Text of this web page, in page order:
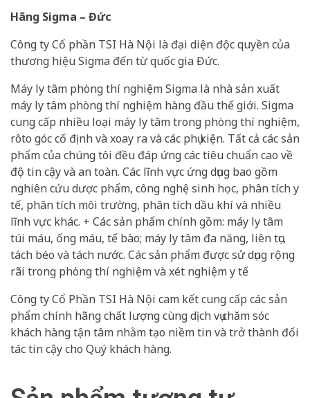
Hãng Sigma – Đức
Công ty Cổ phần TSI Hà Nội là đại diện độc quyền của
thương hiệu Sigma đến từ quốc gia Đức.
Máy ly tâm phòng thí nghiệm Sigma là nhà sản xuất
máy ly tâm phòng thí nghiệm hàng đầu thế giới. Sigma
cung cấp nhiều loại máy ly tâm trong phòng thí nghiệm,
rôto góc cố định và xoay ra và các phụ kiện. Tất cả các sản
phẩm của chúng tôi đều đáp ứng các tiêu chuẩn cao về
độ tin cậy và an toàn. Các lĩnh vực ứng dụng bao gồm
nghiên cứu dược phẩm, công nghệ sinh học, phân tích y
tế, phân tích môi trường, phân tích dầu khí và nhiều
lĩnh vực khác. + Các sản phẩm chính gồm: máy ly tâm
túi máu, ống máu, tế bào; máy ly tâm đa năng, liên tục,
tách béo và tách nước. Các sản phẩm được sử dụng rộng
rãi trong phòng thí nghiệm và xét nghiệm y tế
Công ty Cổ Phần TSI Hà Nội cam kết cung cấp các sản
phẩm chính hãng chất lượng cùng dịch vụ chăm sóc
khách hàng tận tâm nhằm tạo niềm tin và trở thành đối
tác tin cậy cho Quý khách hàng.